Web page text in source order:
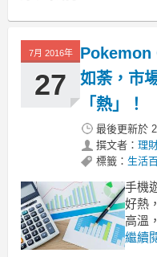
7月 2016年
27
Pokemon
如荼，市
「熱」！
最後更新於
撰文者： 理
標籤： 生活
手機
好熱
高溫，
上週
繼續